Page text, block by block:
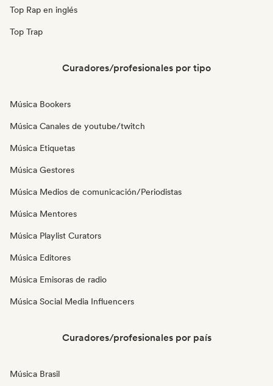
Top Rap en inglés
Top Trap
Curadores/profesionales por tipo
Música Bookers
Música Canales de youtube/twitch
Música Etiquetas
Música Gestores
Música Medios de comunicación/Periodistas
Música Mentores
Música Playlist Curators
Música Editores
Música Emisoras de radio
Música Social Media Influencers
Curadores/profesionales por país
Música Brasil